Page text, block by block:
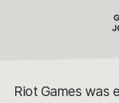
Riot Games was